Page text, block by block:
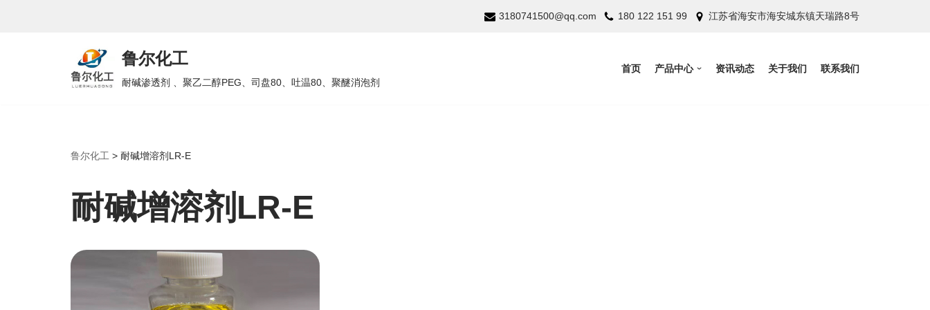
3180741500@qq.com 180 122 151 99 江苏省海安市海安城东镇天瑞路8号
鲁尔化工
耐碱渗透剂 、聚乙二醇PEG、司盘80、吐温80、聚醚消泡剂
首页 产品中心 资讯动态 关于我们 联系我们
鲁尔化工 > 耐碱增溶剂LR-E
耐碱增溶剂LR-E